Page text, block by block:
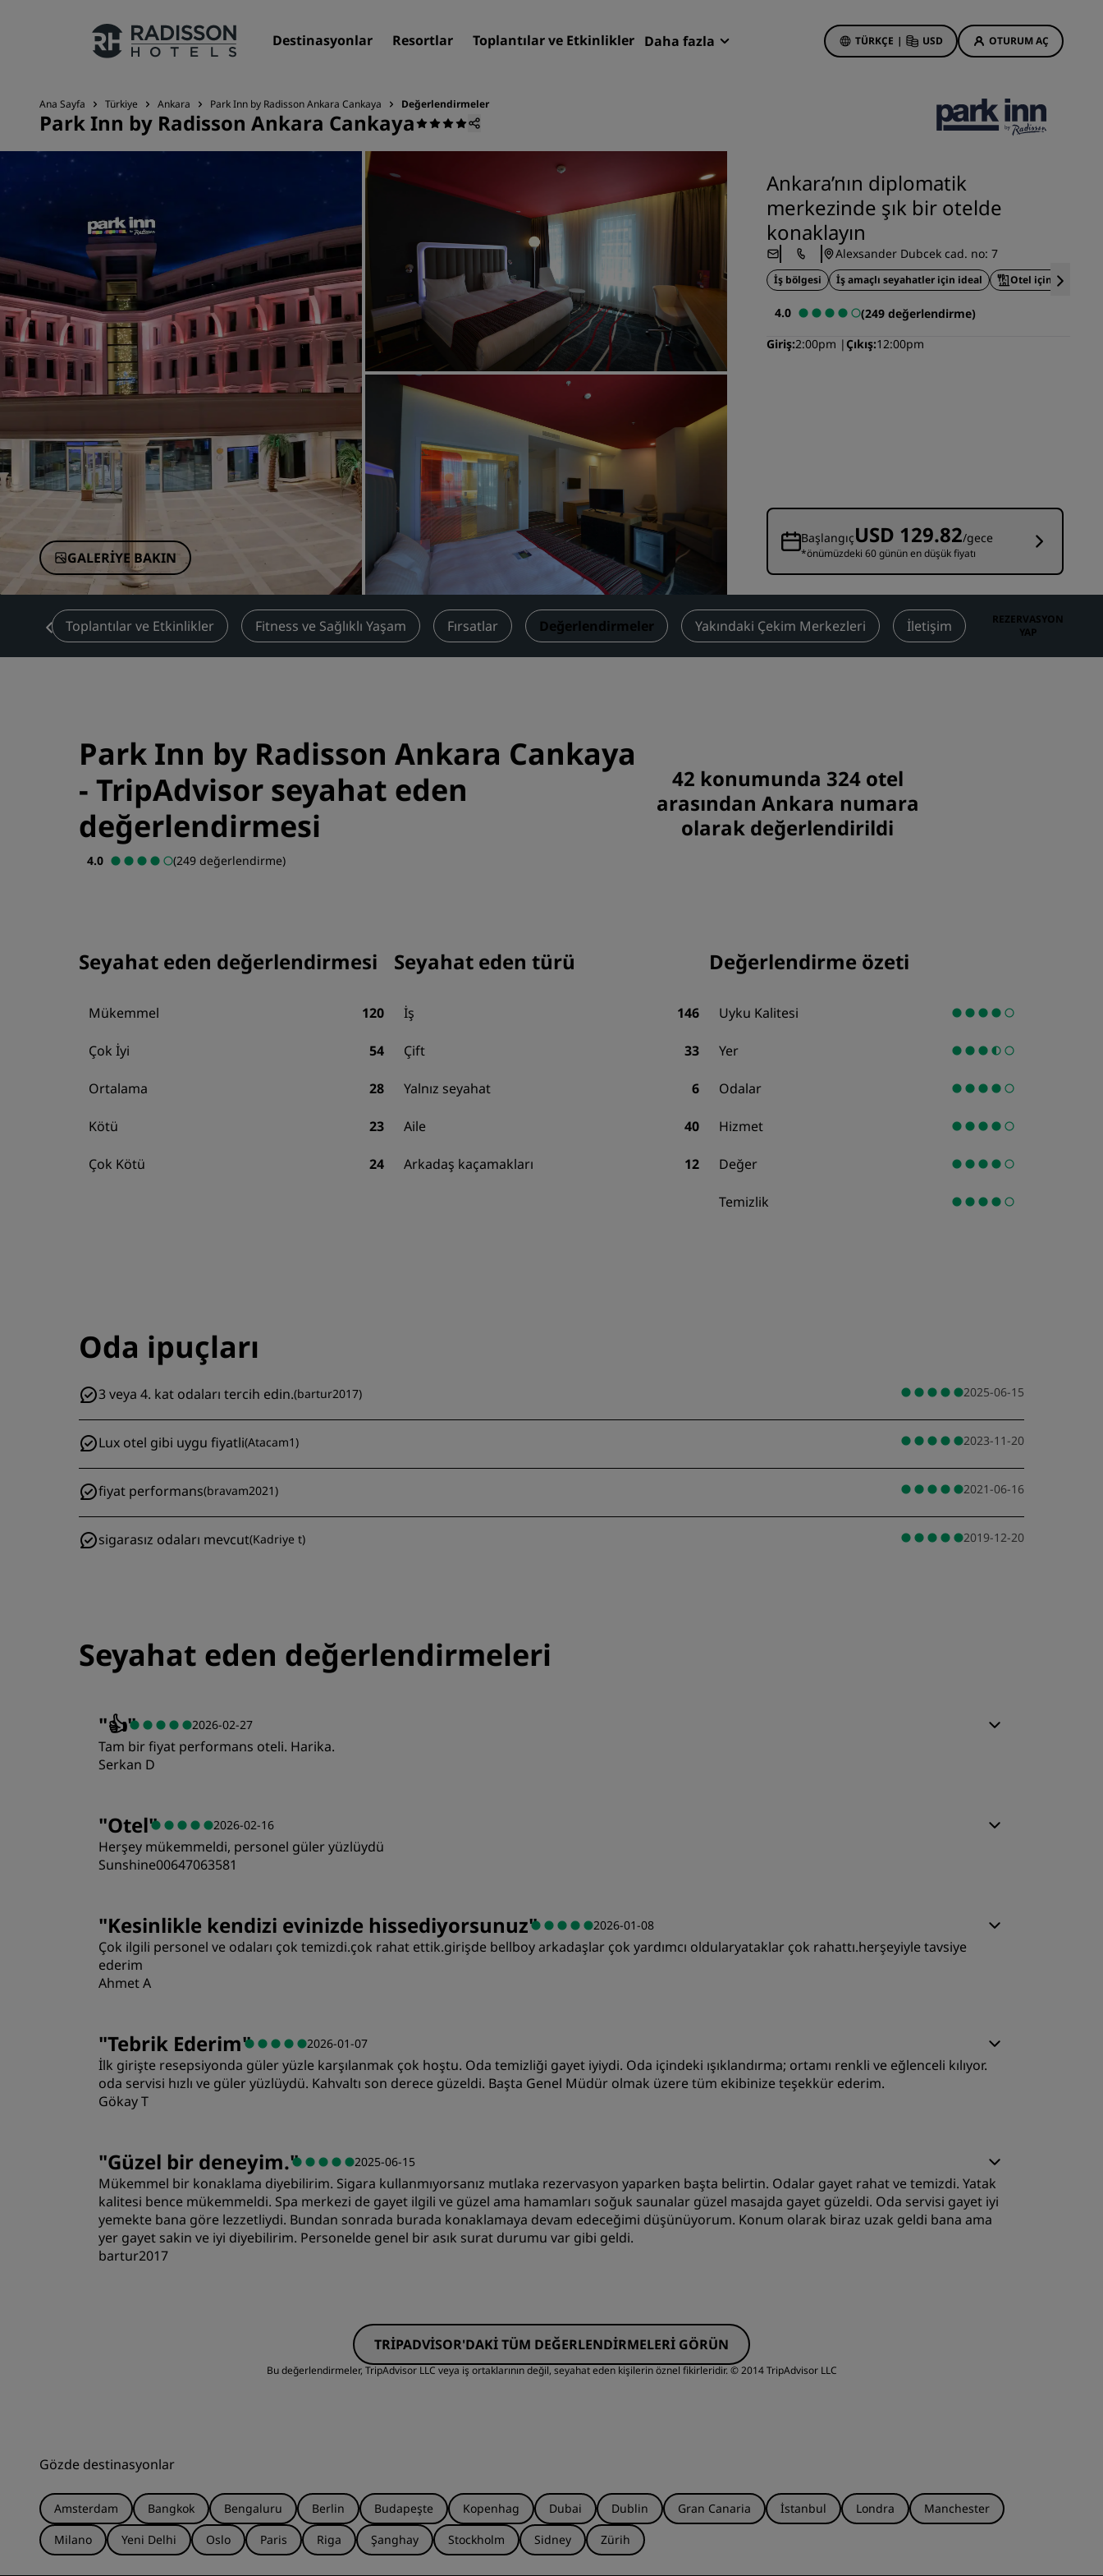
Destinasyonlar Resortlar Toplantılar ve Etkinlikler Daha fazla TÜRKÇE | USD OTURUM AÇ
Markalarımız
Radisson Hotels Markaları
Hizmet verilen daireler
Havaalanı otelleri
sunulacak oteller
Toplantılar ve Etkinlikler
Radisson Meetings'i Keşfedin
Toplantı odası rezerve edin
Etkinlik Destinasyonları
Sektör Çözümleri
Uçuş ara
Uçuş ara
Yemek
Search for a restaurant
Dijital Hizmetler
Otel Fırsatları
İlk seferin büyüsü
Deals of the Day
Erken rezervasyon
Paketlerimize göz atın
Seyahat fikirleri
Aile dostu oteller
Blogumuzu ziyaret edin
Radisson Rewards
Radisson Rewards'u keşfedin
Avantajlar
Puanlar nasıl kullanılır?
Ana Sayfa Türkiye Ankara Park Inn by Radisson Ankara Cankaya Değerlendirmeler
Park Inn by Radisson Ankara Cankaya
GALERIYE BAKIN
Ankara’nın diplomatik
merkezinde şık bir otelde
konaklayın
Alexsander Dubcek cad. no: 7
İş bölgesi İş amaçlı seyahatler için ideal Otel içinde yemek
4.0
(249 değerlendirme)
Giriş 2:00pm Çıkış 12:00pm
BaşlangıçUSD 129.82/gece
*önümüzdeki 60 günün en düşük fiyatı
Toplantılar ve Etkinlikler Fitness ve Sağlıklı Yaşam Fırsatlar Değerlendirmeler Yakındaki Çekim Merkezleri İletişim
REZERVASYON
YAP
Park Inn by Radisson Ankara Cankaya
- TripAdvisor seyahat eden
değerlendirmesi
4.0 (249 değerlendirme)
42 konumunda 324 otel
arasından Ankara numara
olarak değerlendirildi
Seyahat eden değerlendirmesi
Mükemmel 120
Çok İyi 54
Ortalama 28
Kötü 23
Çok Kötü 24
Seyahat eden türü
İş 146
Çift 33
Yalnız seyahat 6
Aile 40
Arkadaş kaçamakları 12
Değerlendirme özeti
Uyku Kalitesi
Yer
Odalar
Hizmet
Değer
Temizlik
Oda ipuçları
3 veya 4. kat odaları tercih edin.(bartur2017) 2025-06-15
Lux otel gibi uygu fiyatli(Atacam1) 2023-11-20
fiyat performans(bravam2021) 2021-06-16
sigarasız odaları mevcut(Kadriye t) 2019-12-20
Seyahat eden değerlendirmeleri
"👍" 2026-02-27
Tam bir fiyat performans oteli. Harika.
Serkan D
"Otel" 2026-02-16
Herşey mükemmeldi, personel güler yüzlüydü
Sunshine00647063581
Yer Temizlik Hizmet
"Kesinlikle kendizi evinizde hissediyorsunuz" 2026-01-08
Çok ilgili personel ve odaları çok temizdi.çok rahat ettik.girişde bellboy arkadaşlar çok yardımcı oldularyataklar çok rahattı.herşeyiyle tavsiye
ederim
Ahmet A
Yer Temizlik Hizmet
"Tebrik Ederim" 2026-01-07
İlk girişte resepsiyonda güler yüzle karşılanmak çok hoştu. Oda temizliği gayet iyiydi. Oda içindeki ışıklandırma; ortamı renkli ve eğlenceli kılıyor.
oda servisi hızlı ve güler yüzlüydü. Kahvaltı son derece güzeldi. Başta Genel Müdür olmak üzere tüm ekibinize teşekkür ederim.
Gökay T
Yer Temizlik Hizmet
"Güzel bir deneyim." 2025-06-15
Mükemmel bir konaklama diyebilirim. Sigara kullanmıyorsanız mutlaka rezervasyon yaparken başta belirtin. Odalar gayet rahat ve temizdi. Yatak
kalitesi bence mükemmeldi. Spa merkezi de gayet ilgili ve güzel ama hamamları soğuk saunalar güzel masajda gayet güzeldi. Oda servisi gayet iyi
yemekte bana göre lezzetliydi. Bundan sonrada burada konaklamaya devam edeceğimi düşünüyorum. Konum olarak biraz uzak geldi bana ama
yer gayet sakin ve iyi diyebilirim. Personelde genel bir asık surat durumu var gibi geldi.
bartur2017
Temizlik Hizmet
TRIPADVISOR'DAKI TÜM DEĞERLENDIRMELERI GÖRÜN
Bu değerlendirmeler, TripAdvisor LLC veya iş ortaklarının değil, seyahat eden kişilerin öznel fikirleridir. © 2014 TripAdvisor LLC
Gözde destinasyonlar
Amsterdam Bangkok Bengaluru Berlin Budapeşte Kopenhag Dubai Dublin Gran Canaria İstanbul Londra
Manchester
Milano
Yeni Delhi Oslo Paris Riga Şanghay Stockholm Sidney Zürih